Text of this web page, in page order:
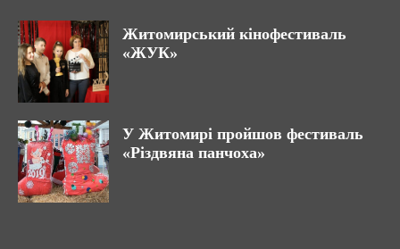
Житомирський кінофестиваль
«ЖУК»
У Житомирі пройшов фестиваль
«Різдвяна панчоха»